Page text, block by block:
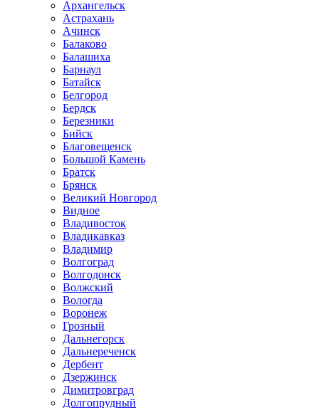
Архангельск
Астрахань
Ачинск
Балаково
Балашиха
Барнаул
Батайск
Белгород
Бердск
Березники
Бийск
Благовещенск
Большой Камень
Братск
Брянск
Великий Новгород
Видное
Владивосток
Владикавказ
Владимир
Волгоград
Волгодонск
Волжский
Вологда
Воронеж
Грозный
Дальнегорск
Дальнереченск
Дербент
Дзержинск
Димитровград
Долгопрудный